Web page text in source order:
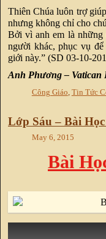
Thiên Chúa luôn trợ
nhưng không chỉ cho
Bởi vì anh em là
người khác, phục vụ
giới này.” (SD 03-10-
Anh Phương – Vatican
Công Giáo, Tin Tức
Lớp Sáu – Bài
May 6, 2015
Bài